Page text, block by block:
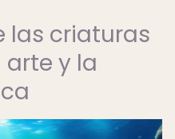
las criaturas
y la